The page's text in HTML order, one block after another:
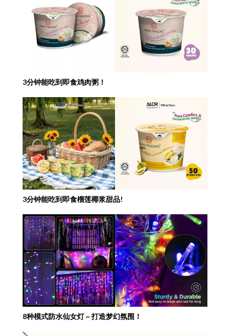
3分钟能吃到即食鸡肉粥！
3分钟能吃到即食榴莲椰浆甜品!
8种模式防水仙女灯 ~ 打造梦幻氛围！